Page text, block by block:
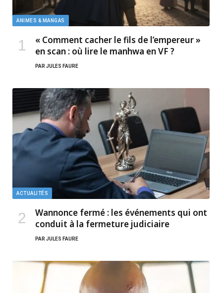
ANIMES & MANGAS
« Comment cacher le fils de l’empereur »
en scan : où lire le manhwa en VF ?
PAR JULES FAURE
ACTUALITÉS
Wannonce fermé : les événements qui ont
conduit à la fermeture judiciaire
PAR JULES FAURE